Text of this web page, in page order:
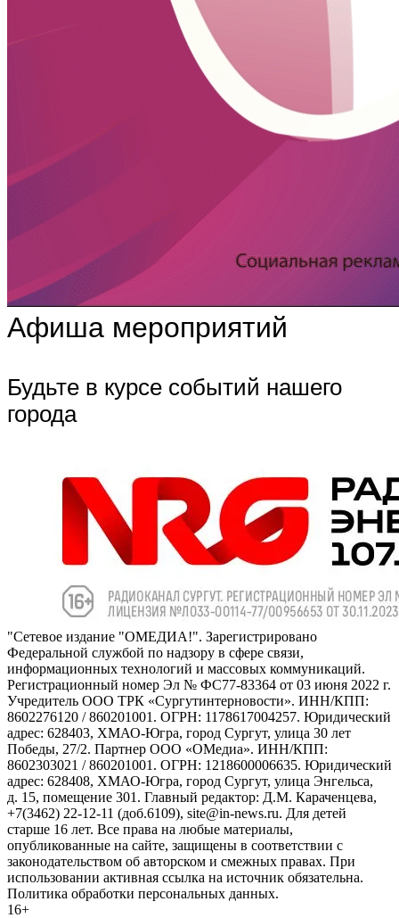
Афиша мероприятий
Будьте в курсе событий нашего
города
"Сетевое издание "ОМЕДИА!". Зарегистрировано
Федеральной службой по надзору в сфере связи,
информационных технологий и массовых коммуникаций.
Регистрационный номер Эл № ФС77-83364 от 03 июня 2022 г.
Учредитель ООО ТРК «Сургутинтерновости». ИНН/КПП:
8602276120 / 860201001. ОГРН: 1178617004257. Юридический
адрес: 628403, ХМАО-Югра, город Сургут, улица 30 лет
Победы, 27/2. Партнер ООО «ОМедиа». ИНН/КПП:
8602303021 / 860201001. ОГРН: 1218600006635. Юридический
адрес: 628408, ХМАО-Югра, город Сургут, улица Энгельса,
д. 15, помещение 301. Главный редактор: Д.М. Караченцева,
+7(3462) 22-12-11 (доб.6109), site@in-news.ru. Для детей
старше 16 лет. Все права на любые материалы,
опубликованные на сайте, защищены в соответствии с
законодательством об авторском и смежных правах. При
использовании активная ссылка на источник обязательна.
Политика обработки персональных данных.
16+